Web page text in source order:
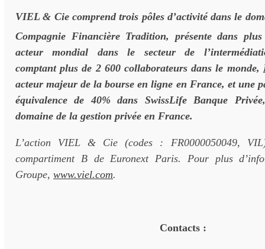
VIEL & Cie comprend trois pôles d’activité dans le
Compagnie Financière Tradition, présente dans
acteur mondial dans le secteur de
comptant plus de 2 600 collaborateurs dans le monde,
acteur majeur de la bourse en ligne en France, et une
équivalence de 40% dans SwissLife Banque
domaine de la gestion privée en France.
L’action VIEL & Cie (codes : FR0000050049,
compartiment B de Euronext Paris. Pour plus
Groupe, www.viel.com.
Contacts :